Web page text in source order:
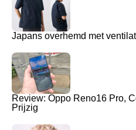
Japans overhemd met
Review: Oppo Reno16 Pro,
Prijzig